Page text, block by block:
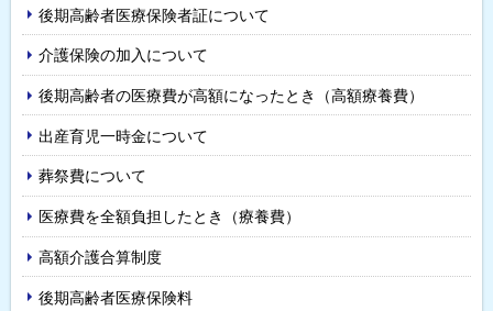
後期高齢者医療保険者証について
介護保険の加入について
後期高齢者の医療費が高額になったとき（高額療養費）
出産育児一時金について
葬祭費について
医療費を全額負担したとき（療養費）
高額介護合算制度
後期高齢者医療保険料